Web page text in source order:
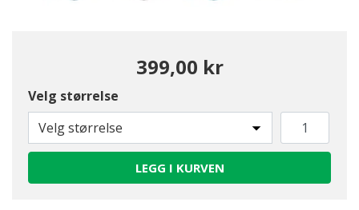
valgte
399,00 kr
Velg størrelse
Velg størrelse
LEGG I KURVEN